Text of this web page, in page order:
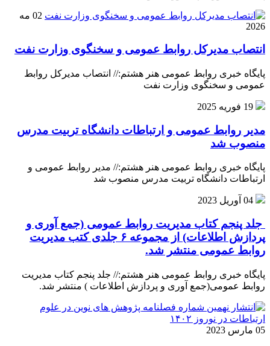
02 مه
2026
انتصاب مدیرکل روابط عمومی و سخنگوی وزارت نفت
پایگاه خبری روابط عمومی هنر هشتم:// انتصاب مدیرکل روابط
عمومی و سخنگوی وزارت نفت
19 فوریه 2025
مدیر روابط عمومی و ارتباطات دانشگاه تربیت مدرس
منصوب شد
پایگاه خبری روابط عمومی هنر هشتم:// مدیر روابط عمومی و
ارتباطات دانشگاه تربیت مدرس منصوب شد
04 آوریل 2023
جلد پنجم کتاب مدیریت روابط عمومی (جمع آوری و
پردازش اطلاعات) از مجموعه ۶ جلدی کتب مدیریت
روابط عمومی منتشر شد.
پایگاه خبری روابط عمومی هنر هشتم:// جلد پنجم کتاب مدیریت
روابط عمومی(جمع آوری و پردازش اطلاعات ) منتشر شد.
05 مارس 2023